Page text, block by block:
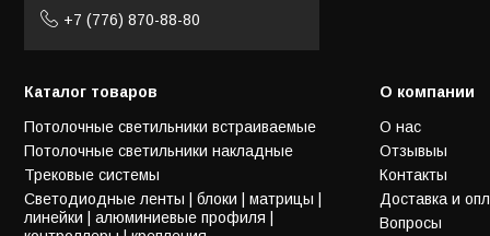
+7 (776) 870-88-80
Каталог товаров
Потолочные светильники встраиваемые
Потолочные светильники накладные
Трековые системы
Светодиодные ленты | блоки | матрицы |
линейки | алюминиевые профиля |
О компании
О нас
Отзывыы
Контакты
Доставка и
Вопросы